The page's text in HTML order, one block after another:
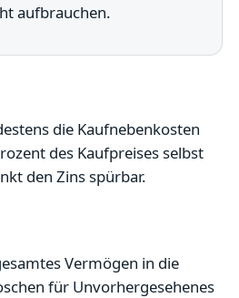
aufbrauchen.
die Kaufnebenkosten
des Kaufpreises selbst
den Zins spürbar.
Vermögen in die
für Unvorhergesehenes